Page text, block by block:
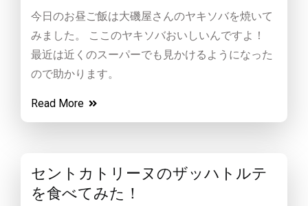
今日のお昼ご飯は大磯屋さんのヤキソバを焼いて
みました。 ここのヤキソバおいしいんですよ！
最近は近くのスーパーでも見かけるようになった
ので助かります。
Read More
セントカトリーヌのザッハトルテ
を食べてみた！